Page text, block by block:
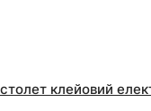
клейовий